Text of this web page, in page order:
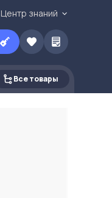
Центр знаний
Все товары